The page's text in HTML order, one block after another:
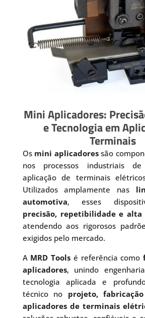
Mini Aplicadores:
e Tecnologia em
Terminais
Os mini aplicadoressão
nos processos industriais
aplicação de terminais
Utilizados amplamente nas
automotiva, esses
precisão, repetibilidade e
atendendo aos rigorosos
exigidos pelo mercado.
A MRD Tools é referência como
aplicadores, unindo
tecnologia aplicada e
técnico no projeto,
aplicadores de terminais